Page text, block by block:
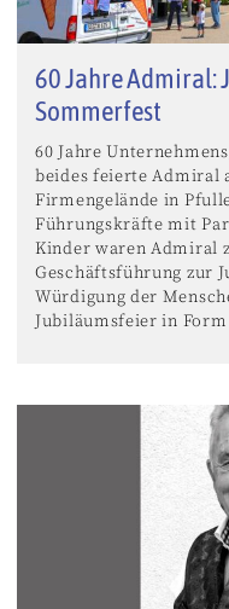
60 Jahre Admiral:
Sommerfest
60 Jahre
beides feierte Admiral
Firmengelände in
Führungskräfte mit
Kinder waren Admiral
Geschäftsführung zur
Würdigung der
Jubiläumsfeier in Form